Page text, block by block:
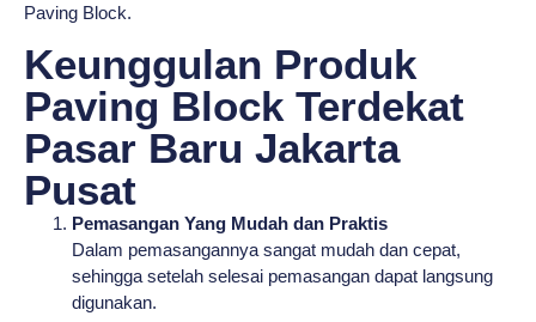
Paving Block.
Keunggulan Produk
Paving Block Terdekat
Pasar Baru Jakarta
Pusat
Pemasangan Yang Mudah dan Praktis
Dalam pemasangannya sangat mudah dan cepat,
sehingga setelah selesai pemasangan dapat langsung
digunakan.